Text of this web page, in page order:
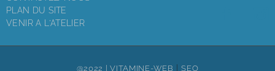
PLAN DU SITE
VENIR A L'ATELIER
@2022 |VITAMINE-WEB |SEO